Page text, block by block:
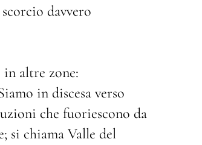
davvero
altre zone:
in discesa verso
che fuoriescono da
si chiama Valle del